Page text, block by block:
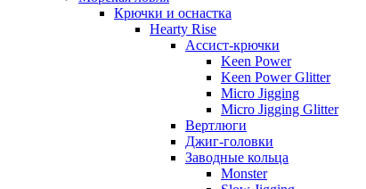
Крючки и оснастка
Hearty Rise
Ассист-крючки
Keen Power
Keen Power Glitter
Micro Jigging
Micro Jigging Glitter
Вертлюги
Джиг-головки
Заводные кольца
Monster